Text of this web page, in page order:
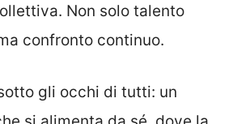
Non solo talento
confronto continuo.
gli occhi di tutti: un